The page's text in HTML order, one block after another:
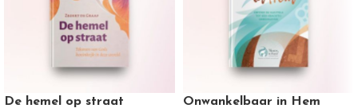
De hemel op straat Onwankelbaar in Hem